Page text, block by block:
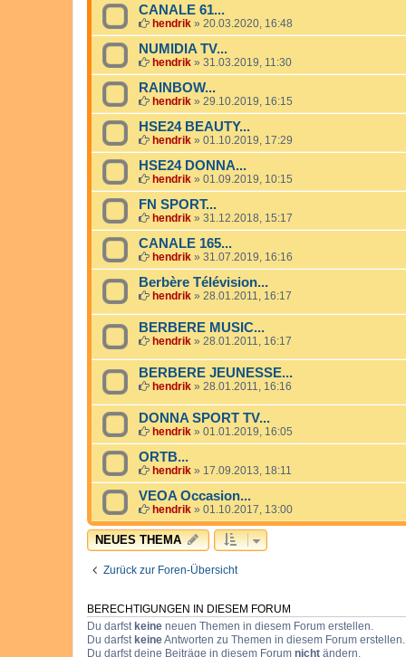
CANALE 61...
hendrik » 20.03.2020, 16:48
NUMIDIA TV...
hendrik » 31.03.2019, 11:30
RAINBOW...
hendrik » 29.10.2019, 16:15
HSE24 BEAUTY...
hendrik » 01.10.2019, 17:29
HSE24 DONNA...
hendrik » 01.09.2019, 10:15
FN SPORT...
hendrik » 31.12.2018, 15:17
CANALE 165...
hendrik » 31.07.2019, 16:16
Berbère Télévision...
hendrik » 28.01.2011, 16:17
BERBERE MUSIC...
hendrik » 28.01.2011, 16:17
BERBERE JEUNESSE...
hendrik » 28.01.2011, 16:16
DONNA SPORT TV...
hendrik » 01.01.2019, 16:05
ORTB...
hendrik » 17.09.2013, 18:11
VEOA Occasion...
hendrik » 01.10.2017, 13:00
NEUES THEMA
Zurück zur Foren-Übersicht
BERECHTIGUNGEN IN DIESEM FORUM
Du darfst keine neuen Themen in diesem Forum erstellen.
Du darfst keineAntworten zu Themen in diesem Forum erstellen.
Du darfst deine Beiträge in diesem Forum nicht ändern.